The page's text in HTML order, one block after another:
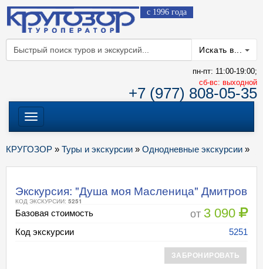
с 1996 года
Искать в...
пн-пт: 11:00-19:00;
cб-вс: выходной
+7 (977) 808-05-35
Меню
КРУГОЗОР » Туры и экскурсии » Однодневные экскурсии »
Экскурсия: "Душа моя Масленица" Дмитров
КОД ЭКСКУРСИИ: 5251
Базовая стоимость от 3 090
Код экскурсии 5251
ЗАБРОНИРОВАТЬ